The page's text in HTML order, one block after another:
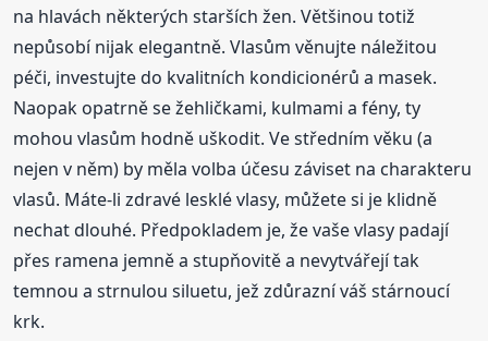
na hlavách některých starších žen. Většinou totiž
nepůsobí nijak elegantně. Vlasům věnujte náležitou
péči, investujte do kvalitních kondicionérů a masek.
Naopak opatrně se žehličkami, kulmami a fény, ty
mohou vlasům hodně uškodit. Ve středním věku (a
nejen v něm) by měla volba účesu záviset na charakteru
vlasů. Máte-li zdravé lesklé vlasy, můžete si je klidně
nechat dlouhé. Předpokladem je, že vaše vlasy padají
přes ramena jemně a stupňovitě a nevytvářejí tak
temnou a strnulou siluetu, jež zdůrazní váš stárnoucí
krk.